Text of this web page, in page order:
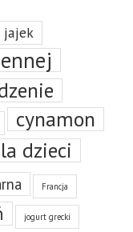
jajek
cynamon
dzieci
Francja
jogurt grecki